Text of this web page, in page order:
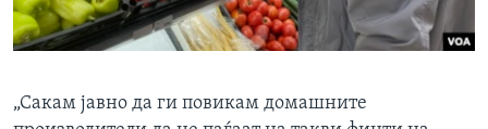
„Сакам јавно да ги повикам домашните